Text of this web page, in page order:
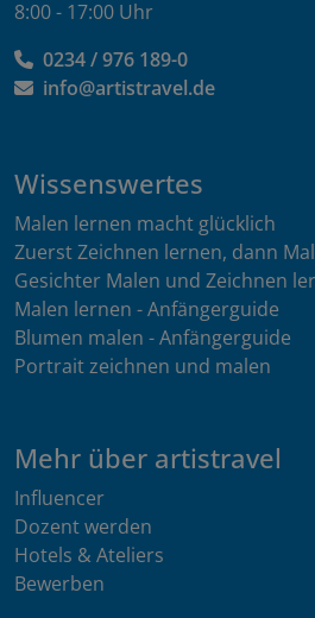
8:00 - 17:00 Uhr
0234 / 976 189-0
info@artistravel.de
Wissenswertes
Malen lernen macht glücklich
Zuerst Zeichnen lernen, dann
Gesichter Malen und Zeichnen
Malen lernen - Anfängerguide
Blumen malen - Anfängerguide
Portrait zeichnen und malen
Mehr über artistravel
Influencer
Dozent werden
Hotels & Ateliers
Bewerben